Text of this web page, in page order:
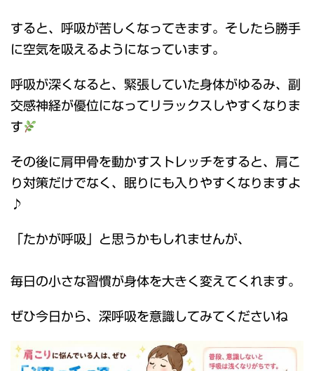
すると、呼吸が苦しくなってきます。そしたら勝手
に空気を吸えるようになっています。
呼吸が深くなると、緊張していた身体がゆるみ、副
交感神経が優位になってリラックスしやすくなりま
す
その後に肩甲骨を動かすストレッチをすると、肩こ
り対策だけでなく、眠りにも入りやすくなりますよ
♪
「たかが呼吸」と思うかもしれませんが、
毎日の小さな習慣が身体を大きく変えてくれます。
ぜひ今日から、深呼吸を意識してみてくださいね